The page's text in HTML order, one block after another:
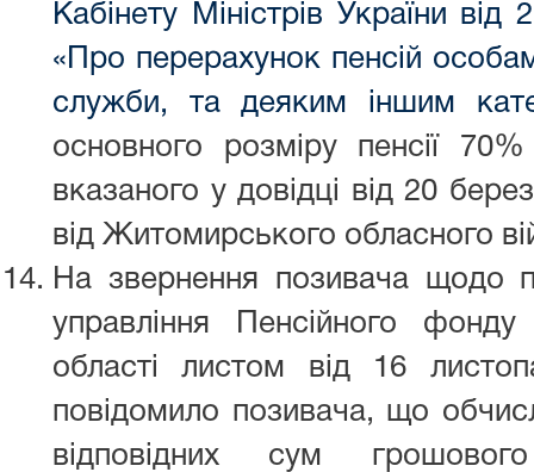
Кабінету Міністрів України
«Про перерахунок пенсій
служби, та деяким іншим
основного розміру пенсії
вказаного у довідці від 20
від Житомирського обласного
На звернення позивача щодо
управління Пенсійного
області листом від 16
повідомило позивача, що
відповідних сум